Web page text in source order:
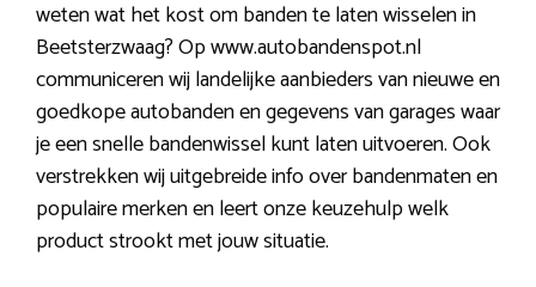
weten wat het kost om banden te laten wisselen in
Beetsterzwaag? Op www.autobandenspot.nl
communiceren wij landelijke aanbieders van nieuwe en
goedkope autobanden en gegevens van garages waar
je een snelle bandenwissel kunt laten uitvoeren. Ook
verstrekken wij uitgebreide info over bandenmaten en
populaire merken en leert onze keuzehulp welk
product strookt met jouw situatie.